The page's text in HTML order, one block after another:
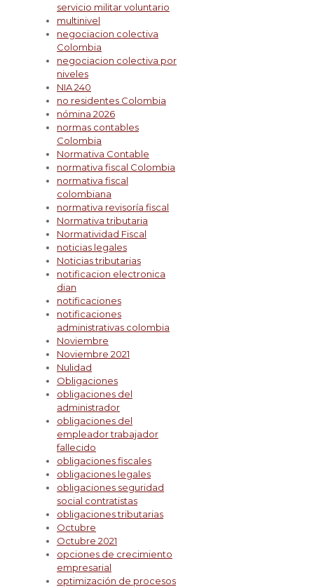
servicio militar voluntario
multinivel
negociacion colectiva
Colombia
negociacion colectiva por
niveles
NIA 240
no residentes Colombia
nómina 2026
normas contables
Colombia
Normativa Contable
normativa fiscal Colombia
normativa fiscal
colombiana
normativa revisoría fiscal
Normativa tributaria
Normatividad Fiscal
noticias legales
Noticias tributarias
notificacion electronica
dian
notificaciones
notificaciones
administrativas colombia
Noviembre
Noviembre 2021
Nulidad
Obligaciones
obligaciones del
administrador
obligaciones del
empleador trabajador
fallecido
obligaciones fiscales
obligaciones legales
obligaciones seguridad
social contratistas
obligaciones tributarias
Octubre
Octubre 2021
opciones de crecimiento
empresarial
optimización de procesos